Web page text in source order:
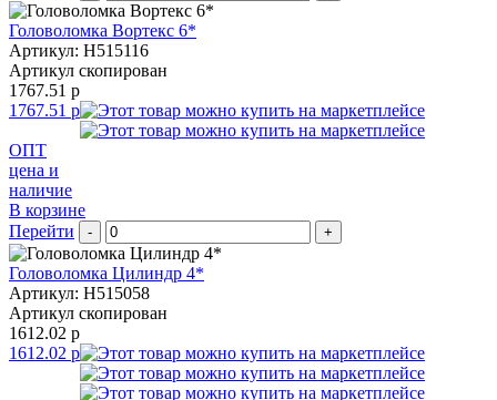
Головоломка Вортекс 6*
Артикул: H515116
Артикул скопирован
1767.51 р
1767.51 р
ОПТ
цена и
наличие
В корзине
Перейти
- +
Головоломка Цилиндр 4*
Артикул: H515058
Артикул скопирован
1612.02 р
1612.02 р